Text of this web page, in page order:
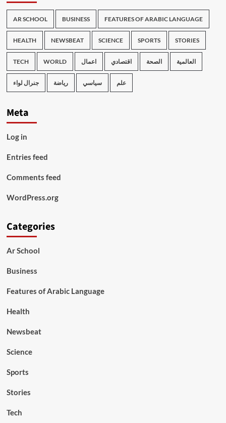
AR SCHOOL BUSINESS FEATURES OF ARABIC LANGUAGE
HEALTH NEWSBEAT SCIENCE SPORTS STORIES
TECH WORLD اعمال اقتصادي الصحة العالمية
جنرال لواء رياضة سياسي علم
Meta
Log in
Entries feed
Comments feed
WordPress.org
Categories
Ar School
Business
Features of Arabic Language
Health
Newsbeat
Science
Sports
Stories
Tech